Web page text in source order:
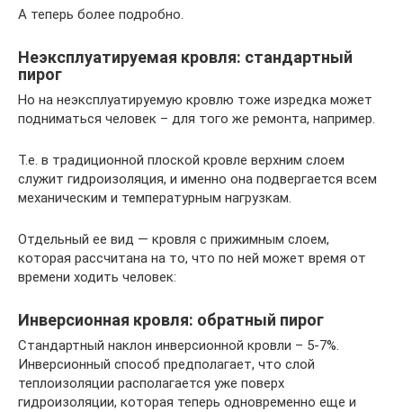
А теперь более подробно.
Неэксплуатируемая кровля: стандартный
пирог
Но на неэксплуатируемую кровлю тоже изредка может
подниматься человек – для того же ремонта, например.
Т.е. в традиционной плоской кровле верхним слоем
служит гидроизоляция, и именно она подвергается всем
механическим и температурным нагрузкам.
Отдельный ее вид — кровля с прижимным слоем,
которая рассчитана на то, что по ней может время от
времени ходить человек:
Инверсионная кровля: обратный пирог
Стандартный наклон инверсионной кровли – 5-7%.
Инверсионный способ предполагает, что слой
теплоизоляции располагается уже поверх
гидроизоляции, которая теперь одновременно еще и